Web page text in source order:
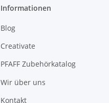
Informationen
Blog
Creativate
PFAFF Zubehörkatalog
Wir über uns
Kontakt